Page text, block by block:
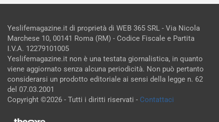
Yeslifemagazine.it di proprietà di WEB 365 SRL - Via Nicola
Marchese 10, 00141 Roma (RM) - Codice Fiscale e Partita
I.V.A. 12279101005
Yeslifemagazine.it non è una testata giornalistica, in quanto
viene aggiornato senza alcuna periodicità. Non può pertanto
considerarsi un prodotto editoriale ai sensi della legge n. 62
del 07.03.2001
Copyright ©2026 - Tutti i diritti riservati - Contattaci